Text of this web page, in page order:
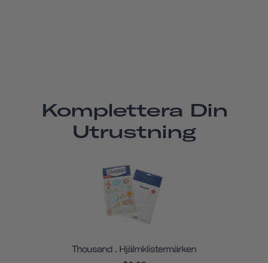
Komplettera Din
Utrustning
Thousand . Hjälmklistermärken